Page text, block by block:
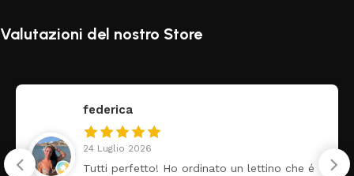
Valutazioni del nostro Store
federica
24 Luglio 2026
Tutti perfetto! Ho ordinato un lettino che é